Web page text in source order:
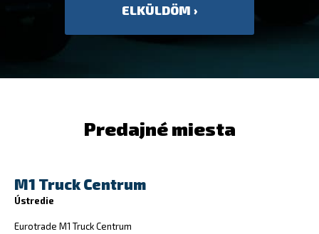
Predajné miesta
M1 Truck Centrum
Ústredie
Eurotrade M1 Truck Centrum